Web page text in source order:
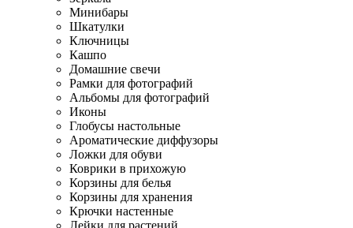
Минибары
Шкатулки
Ключницы
Кашпо
Домашние свечи
Рамки для фотографий
Альбомы для фотографий
Иконы
Глобусы настольные
Ароматические диффузоры
Ложки для обуви
Коврики в прихожую
Корзины для белья
Корзины для хранения
Крючки настенные
Лейки для растений